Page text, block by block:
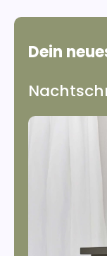
Dein